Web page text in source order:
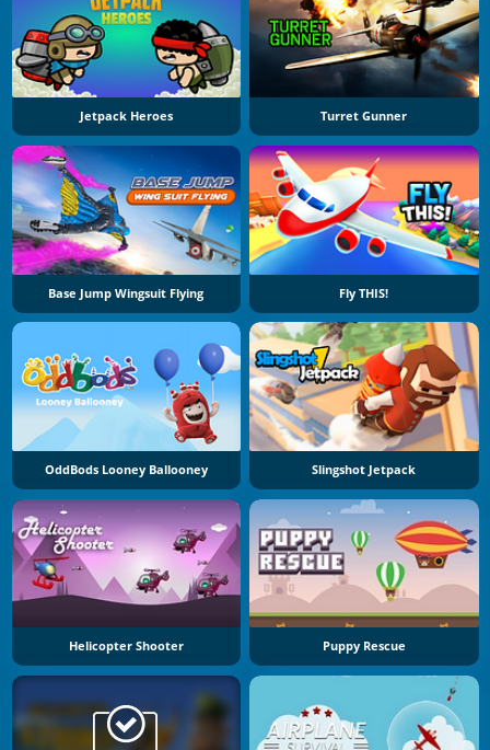
Jetpack Heroes Turret Gunner
Base Jump Wingsuit Flying Fly THIS!
OddBods Looney Ballooney Slingshot Jetpack
Helicopter Shooter Puppy Rescue